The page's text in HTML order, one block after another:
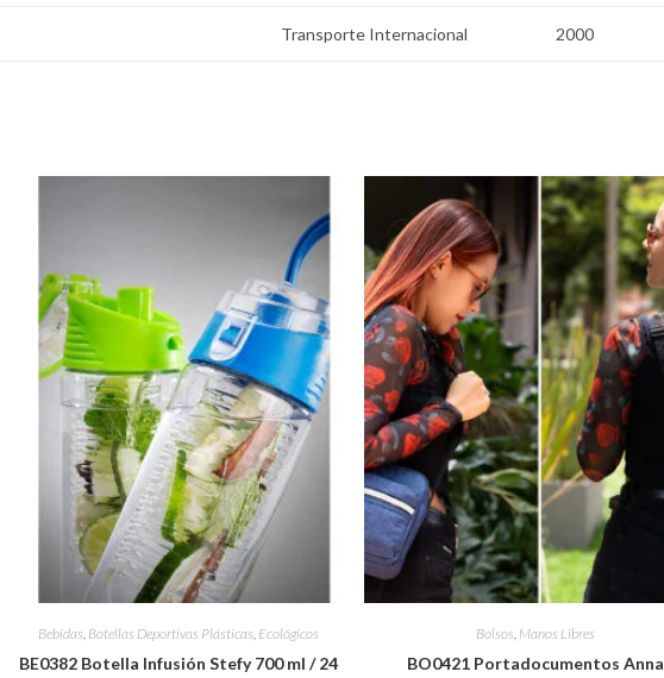
Transporte Internacional 2000
Bebidas, Botellas Deportivas Plásticas, Ecológicos
BE0382 Botella Infusión Stefy 700 ml / 24
Bolsos, Manos Libres
BO0421 Portadocumentos Anna